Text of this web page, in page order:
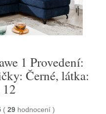
1 Provedení:
Černé, látka:
12
( 29 hodnocení )